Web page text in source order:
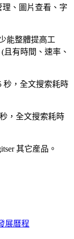
理、圖片查看、字
能整體提高工
且有時間、速率、
秒，全文搜索耗時
，全文搜索耗時
其它産品。
展曆程